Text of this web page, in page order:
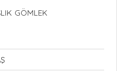
GÖMLEK